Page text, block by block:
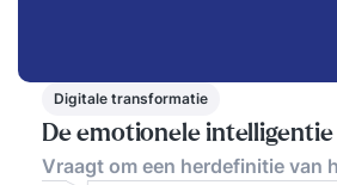
Digitale transformatie
De emotionele
Vraagt om een herdefinitie van